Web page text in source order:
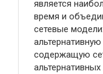
является
время и
сетевые
содержащую